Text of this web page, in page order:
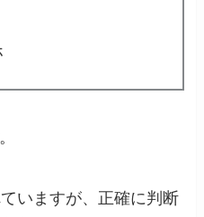
いますが、正確に判断